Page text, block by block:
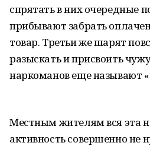
спрятать в них очередные
прибывают забрать
товар. Третьи же шарят
разыскать и присвоить
наркоманов еще называют
Местным жителям вся эта
активность совершенно не